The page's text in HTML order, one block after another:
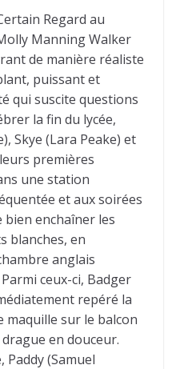
Regard au
Manning Walker
de manière réaliste
puissant et
qui suscite questions
la fin du lycée,
Skye (Lara Peake) et
premières
une station
et aux soirées
bien enchaîner les
blanches, en
anglais
ceux-ci, Badger
repéré la
maquille sur le balcon
en douceur.
Paddy (Samuel